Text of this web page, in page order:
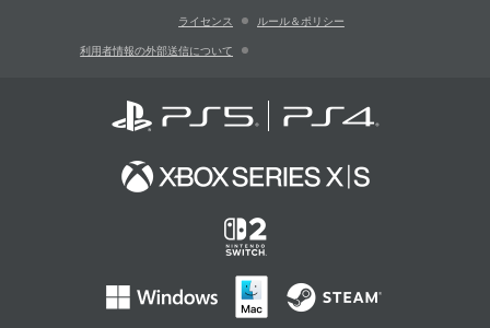
ライセンス ルール＆ポリシー
利用者情報の外部送信について